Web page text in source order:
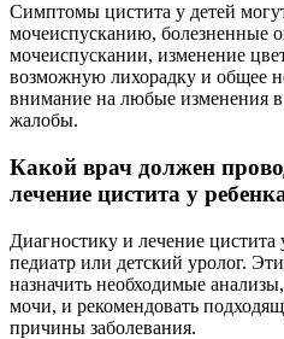
Симптомы цистита у детей
мочеиспусканию, болезненные
мочеиспускании, изменение
возможную лихорадку и общее
внимание на любые изменения
жалобы.
Какой врач должен
лечение цистита у
Диагностику и лечение
педиатр или детский уролог.
назначить необходимые
мочи, и рекомендовать
причины заболевания.